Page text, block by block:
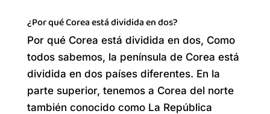
¿Por qué Corea está dividida en dos?
Por qué Corea está dividida en dos, Como
todos sabemos, la península de Corea está
dividida en dos países diferentes. En la
parte superior, tenemos a Corea del norte
también conocido como La República